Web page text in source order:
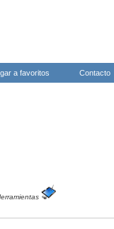
a favoritos Contacto